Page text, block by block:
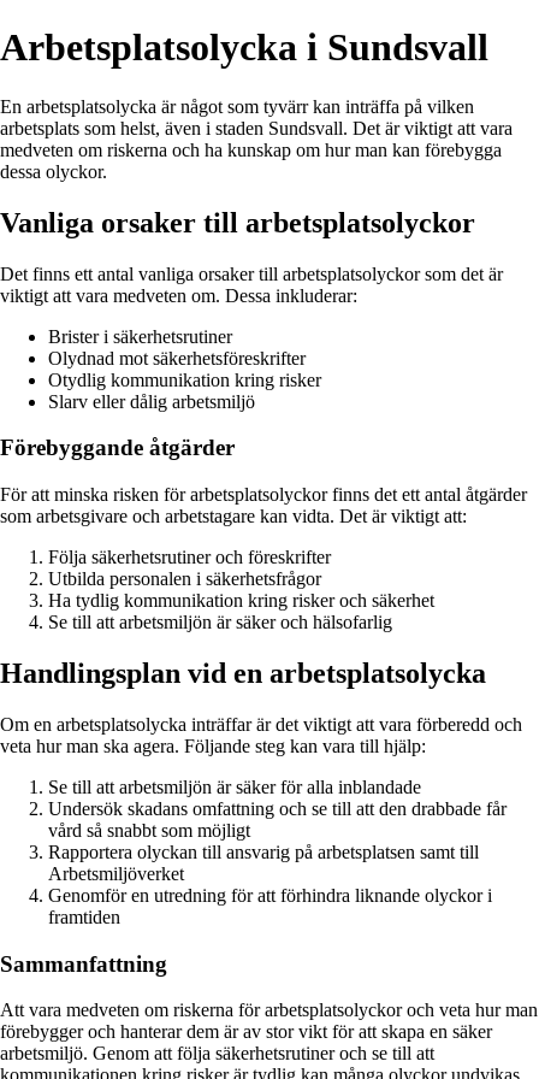
Arbetsplatsolycka i Sundsvall
En arbetsplatsolycka är något som tyvärr kan inträffa på vilken
arbetsplats som helst, även i staden Sundsvall. Det är viktigt att vara
medveten om riskerna och ha kunskap om hur man kan förebygga
dessa olyckor.
Vanliga orsaker till arbetsplatsolyckor
Det finns ett antal vanliga orsaker till arbetsplatsolyckor som det är
viktigt att vara medveten om. Dessa inkluderar:
Brister i säkerhetsrutiner
Olydnad mot säkerhetsföreskrifter
Otydlig kommunikation kring risker
Slarv eller dålig arbetsmiljö
Förebyggande åtgärder
För att minska risken för arbetsplatsolyckor finns det ett antal åtgärder
som arbetsgivare och arbetstagare kan vidta. Det är viktigt att:
Följa säkerhetsrutiner och föreskrifter
Utbilda personalen i säkerhetsfrågor
Ha tydlig kommunikation kring risker och säkerhet
Se till att arbetsmiljön är säker och hälsofarlig
Handlingsplan vid en arbetsplatsolycka
Om en arbetsplatsolycka inträffar är det viktigt att vara förberedd och
veta hur man ska agera. Följande steg kan vara till hjälp:
Se till att arbetsmiljön är säker för alla inblandade
Undersök skadans omfattning och se till att den drabbade får
vård så snabbt som möjligt
Rapportera olyckan till ansvarig på arbetsplatsen samt till
Arbetsmiljöverket
Genomför en utredning för att förhindra liknande olyckor i
framtiden
Sammanfattning
Att vara medveten om riskerna för arbetsplatsolyckor och veta hur man
förebygger och hanterar dem är av stor vikt för att skapa en säker
arbetsmiljö. Genom att följa säkerhetsrutiner och se till att